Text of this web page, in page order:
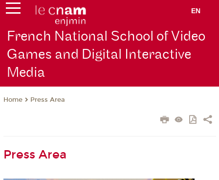
EN
French National School of Video
Games and Digital Interactive
Media
Home Press Area
Press Area